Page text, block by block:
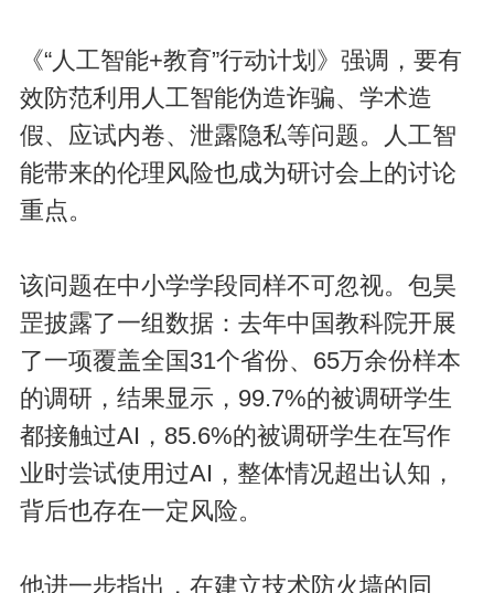
《“人工智能+教育”行动计划》强调，要有
效防范利用人工智能伪造诈骗、学术造
假、应试内卷、泄露隐私等问题。人工智
能带来的伦理风险也成为研讨会上的讨论
重点。
该问题在中小学学段同样不可忽视。包昊
罡披露了一组数据：去年中国教科院开展
了一项覆盖全国31个省份、65万余份样本
的调研，结果显示，99.7%的被调研学生
都接触过AI，85.6%的被调研学生在写作
业时尝试使用过AI，整体情况超出认知，
背后也存在一定风险。
他进一步指出，在建立技术防火墙的同